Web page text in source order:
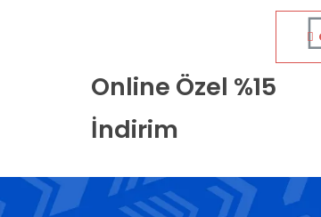
Online Özel %15
İndirim